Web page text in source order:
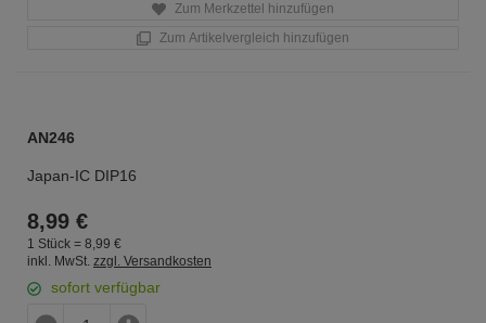
Zum Merkzettel hinzufügen
Zum Artikelvergleich hinzufügen
AN246
Japan-IC DIP16
8,99 €
1 Stück = 8, 99 €
inkl. MwSt. zzgl. Versandkosten
sofort verfügbar